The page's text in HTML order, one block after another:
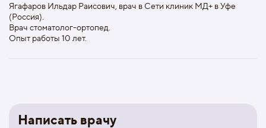
Написать врачу
Ягафаров Ильдар Раисович, врач в Сети клиник МД+ в Уфе
(Россия).
Врач стоматолог-ортопед.
Опыт работы 10 лет.